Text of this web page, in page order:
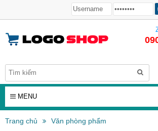
MENU
Trang chủ Văn phòng phẩm